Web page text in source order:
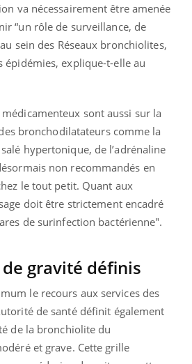
va nécessairement être amenée
“un rôle de surveillance, de
sein des Réseaux bronchiolites,
épidémies, explique-t-elle au
sont aussi sur la
bronchodilatateurs comme la
hypertonique, de l’adrénaline
non recommandés en
le tout petit. Quant aux
doit être strictement encadré
de surinfection bactérienne".
gravité définis
le recours aux services des
de santé définit également
de la bronchiolite du
et grave. Cette grille